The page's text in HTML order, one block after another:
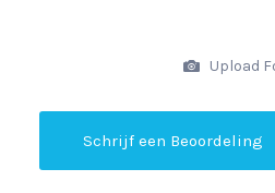
Upload
Schrijf een Beoordeling